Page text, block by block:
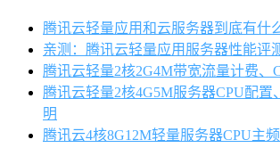
腾讯云轻量应用和云服务器到底有什
亲测：腾讯云轻量应用服务器性能评
腾讯云轻量2核2G4M带宽流量计费、
腾讯云轻量2核4G5M服务器CPU配置
明
腾讯云4核8G12M轻量服务器CPU主